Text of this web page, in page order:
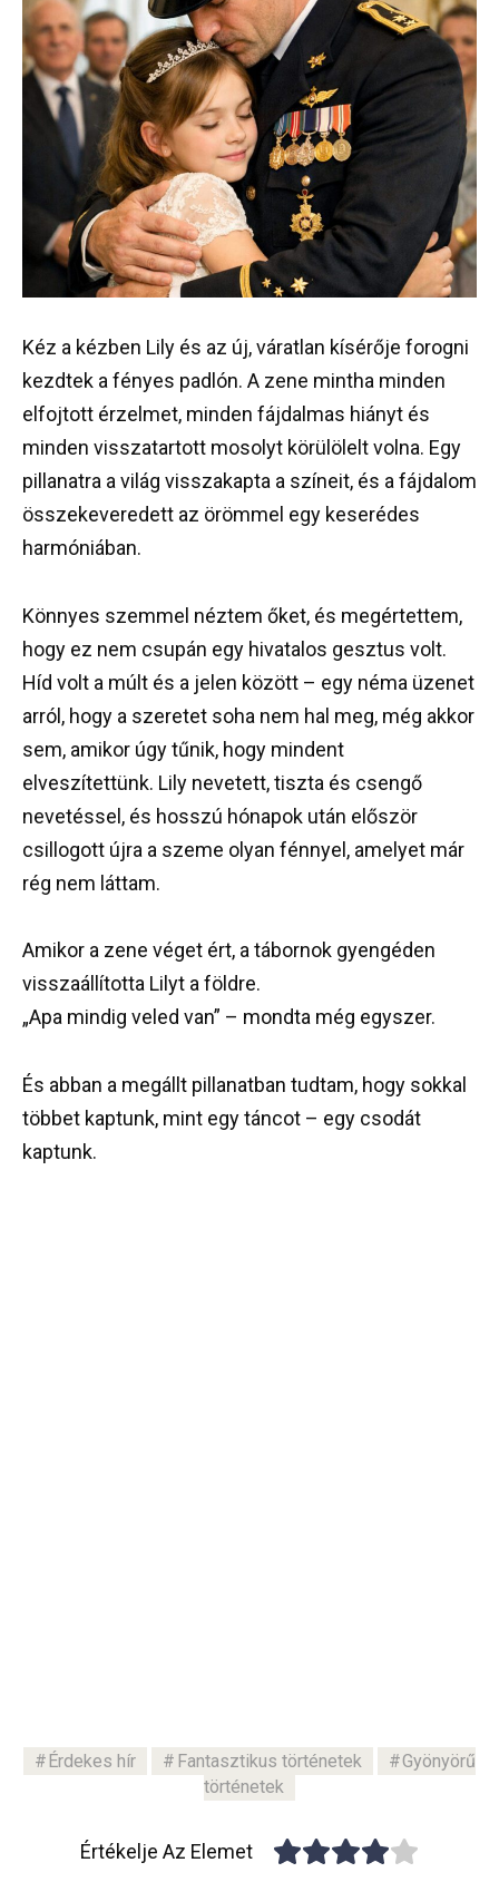
Kéz a kézben Lily és az új, váratlan kísérője forogni
kezdtek a fényes padlón. A zene mintha minden
elfojtott érzelmet, minden fájdalmas hiányt és
minden visszatartott mosolyt körülölelt volna. Egy
pillanatra a világ visszakapta a színeit, és a fájdalom
összekeveredett az örömmel egy keserédes
harmóniában.
Könnyes szemmel néztem őket, és megértettem,
hogy ez nem csupán egy hivatalos gesztus volt.
Híd volt a múlt és a jelen között – egy néma üzenet
arról, hogy a szeretet soha nem hal meg, még akkor
sem, amikor úgy tűnik, hogy mindent
elveszítettünk. Lily nevetett, tiszta és csengő
nevetéssel, és hosszú hónapok után először
csillogott újra a szeme olyan fénnyel, amelyet már
rég nem láttam.
Amikor a zene véget ért, a tábornok gyengéden
visszaállította Lilyt a földre.
„Apa mindig veled van” – mondta még egyszer.
És abban a megállt pillanatban tudtam, hogy sokkal
többet kaptunk, mint egy táncot – egy csodát
kaptunk.
Érdekes hír Fantasztikus történetek
Gyönyörű
történetek
Értékelje Az Elemet